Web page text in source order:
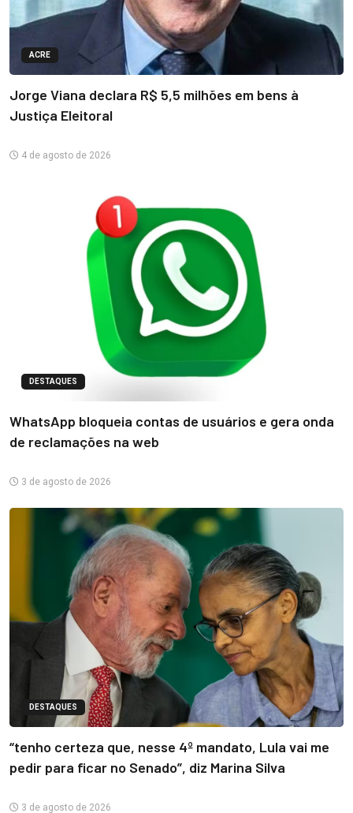
ACRE
Jorge Viana declara R$ 5,5 milhões em bens à
Justiça Eleitoral
4 de agosto de 2026
DESTAQUES
WhatsApp bloqueia contas de usuários e gera onda
de reclamações na web
3 de agosto de 2026
DESTAQUES
“tenho certeza que, nesse 4º mandato, Lula vai me
pedir para ficar no Senado”, diz Marina Silva
3 de agosto de 2026